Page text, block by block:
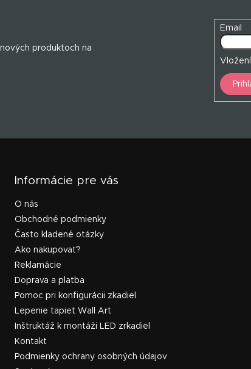
produktoch na
Email
Informácie pre vás
O nás
Obchodné podmienky
Často kladené otázky
Ako nakupovať?
Reklamácie
Doprava a platba
Pomoc pri konfigurácii zkadiel
Lepenie tapiet Wall Art
Inštruktáž k montáži LED zrkadiel
Kontakt
Podmienky ochrany osobných údajov